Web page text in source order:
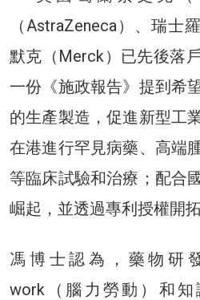
（AstraZeneca）、瑞士
默克（Merck）已先後落
一份《施政報告》提到希
的生產製造，促進新型工
在港進行罕見病藥、高端
等臨床試驗和治療；配合
崛起，並透過專利授權開拓
馮博士認為，藥物研
work（腦力勞動）和知